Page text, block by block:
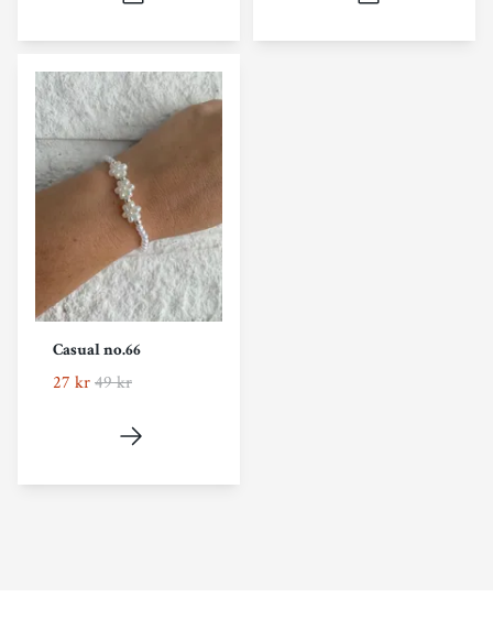
Casual no.66
27 kr49 kr